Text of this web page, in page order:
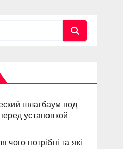
шлагбаум под
установкой
чого потрібні та які